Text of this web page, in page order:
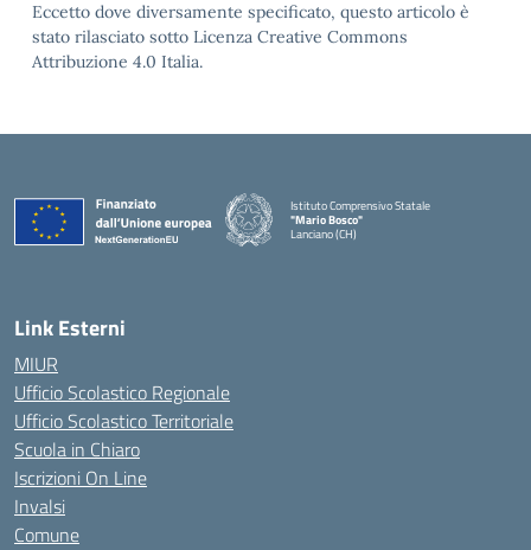
Eccetto dove diversamente specificato, questo articolo è
stato rilasciato sotto Licenza Creative Commons
Attribuzione 4.0 Italia.
Istituto Comprensivo Statale
"Mario Bosco"
Lanciano (CH)
Link Esterni
MIUR
Ufficio Scolastico Regionale
Ufficio Scolastico Territoriale
Scuola in Chiaro
Iscrizioni On Line
Invalsi
Comune